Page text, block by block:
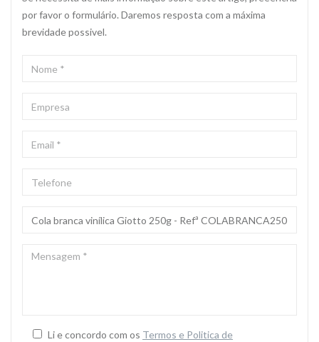
por favor o formulário. Daremos resposta com a máxima
brevidade possivel.
Li e concordo com os Termos e Politica de